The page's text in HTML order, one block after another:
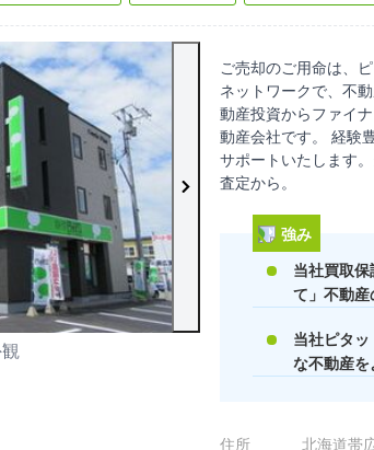
ご売却のご用命は、
ネットワークで、不
動産投資からファイ
動産会社です。 経験
サポートいたします
査定から。
強み
当社買取
て」不動産
当社ピタ
な不動産を
住所
北海道帯